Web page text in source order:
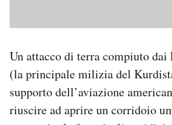
Un attacco di terra compiuto dai
(la principale milizia del
supporto dell’aviazione
riuscire ad aprire un corridoio